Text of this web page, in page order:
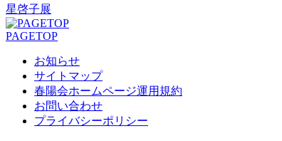
星啓子展
PAGETOP
お知らせ
サイトマップ
春陽会ホームページ運用規約
お問い合わせ
プライバシーポリシー